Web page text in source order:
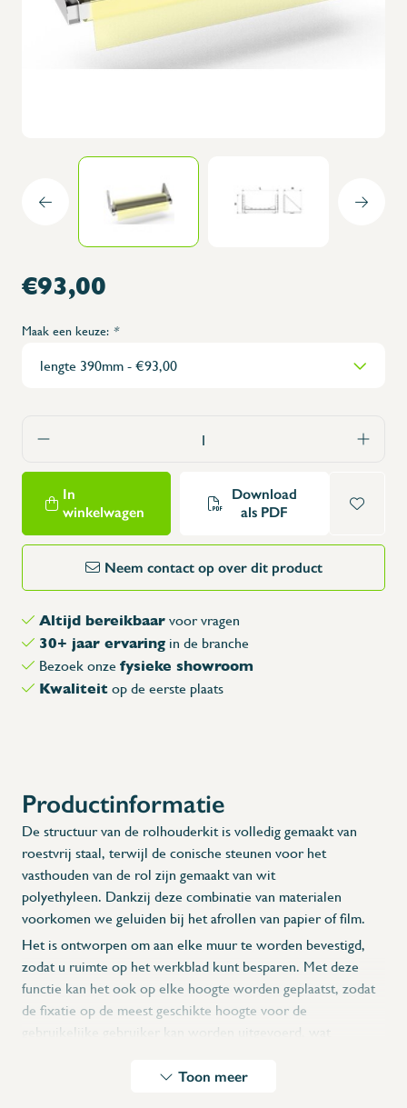
€93,00
Maak een keuze: *
In
winkelwagen
Download
als PDF
Neem contact op over dit product
Altijd bereikbaar voor vragen
30+ jaar ervaring in de branche
Bezoek onze fysieke showroom
Kwaliteit op de eerste plaats
Productinformatie
De structuur van de rolhouderkit is volledig gemaakt van
roestvrij staal, terwijl de conische steunen voor het
vasthouden van de rol zijn gemaakt van wit
polyethyleen. Dankzij deze combinatie van materialen
voorkomen we geluiden bij het afrollen van papier of film.
Het is ontworpen om aan elke muur te worden bevestigd,
zodat u ruimte op het werkblad kunt besparen. Met deze
functie kan het ook op elke hoogte worden geplaatst, zodat
de fixatie op de meest geschikte hoogte voor de
gebruikelijke gebruiker kan worden uitgevoerd, wat
Toon meer